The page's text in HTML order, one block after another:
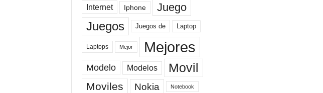
Internet Iphone Juego
Juegos Juegos de Laptop
Laptops Mejor Mejores
Modelo Modelos Movil
Moviles Nokia Notebook